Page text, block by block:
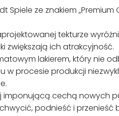
Spiele ze znakiem
tekturze
zwiększają ich atrakcyjność.
lakierem, który nie
w procesie produkcji
cechą nowych
podnieść i przenieść